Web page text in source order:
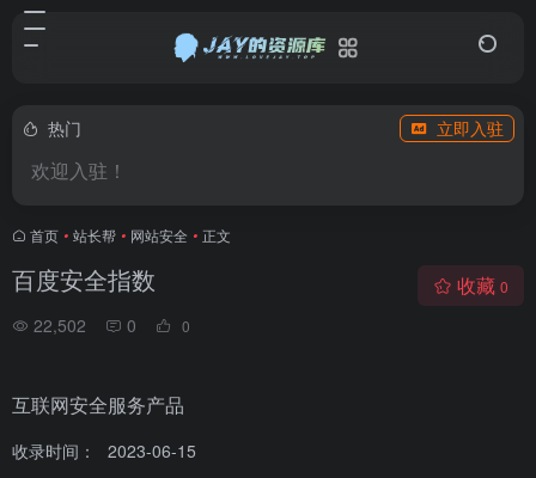
热门 立即入驻
欢迎入驻！
首页 • 站长帮 • 网站安全 • 正文
百度安全指数
22,502 0 0
收藏 0
互联网安全服务产品
收录时间： 2023-06-15